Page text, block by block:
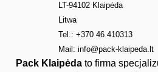
LT-94102 Klaipėda
Litwa
Tel.: +370 46 410313
Mail: info@pack-klaipeda.lt
Pack Klaipėda to firma